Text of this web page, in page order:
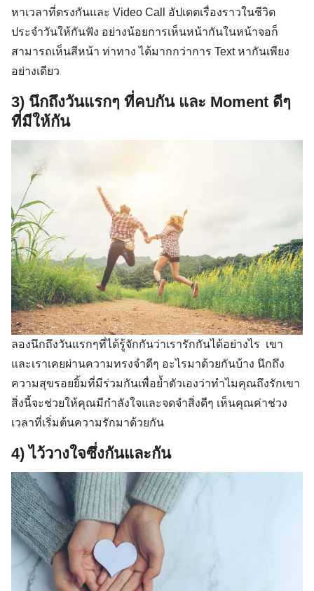
หาเวลาที่ตรงกันและ Video Call อัปเดตเรื่องราวในชีวิต
ประจำวันให้กันฟัง อย่างน้อยการเห็นหน้ากันในหน้าจอก็
สามารถเห็นสีหน้า ท่าทาง ได้มากกว่าการ Text หากันเพียง
อย่างเดียว
3) นึกถึงวันแรกๆ ที่คบกัน และ Moment ดีๆ
ที่มีให้กัน
ลองนึกถึงวันแรกๆที่ได้รู้จักกันว่าเรารักกันได้อย่างไร เขา
และเราเคยผ่านความทรงจำดีๆ อะไรมาด้วยกันบ้าง นึกถึง
ความสุขรอยยิ้มที่มีร่วมกันเพื่อย้ำตัวเองว่าทำไมคุณถึงรักเขา
สิ่งนี้จะช่วยให้คุณมีกำลังใจและจดจำสิ่งดีๆ เห็นคุณค่าช่วง
เวลาที่เริ่มต้นความรักมาด้วยกัน
4) ไว้วางใจซึ่งกันและกัน